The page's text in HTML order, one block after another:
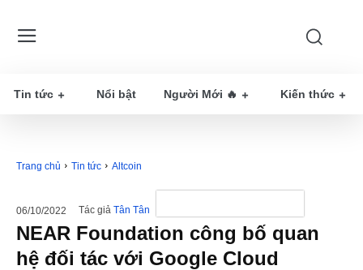
Tin tức Nổi bật Người Mới 🔥 Kiến thức
Trang chủ Tin tức Altcoin
06/10/2022 Tác giả Tân Tân
NEAR Foundation công bố quan
hệ đối tác với Google Cloud